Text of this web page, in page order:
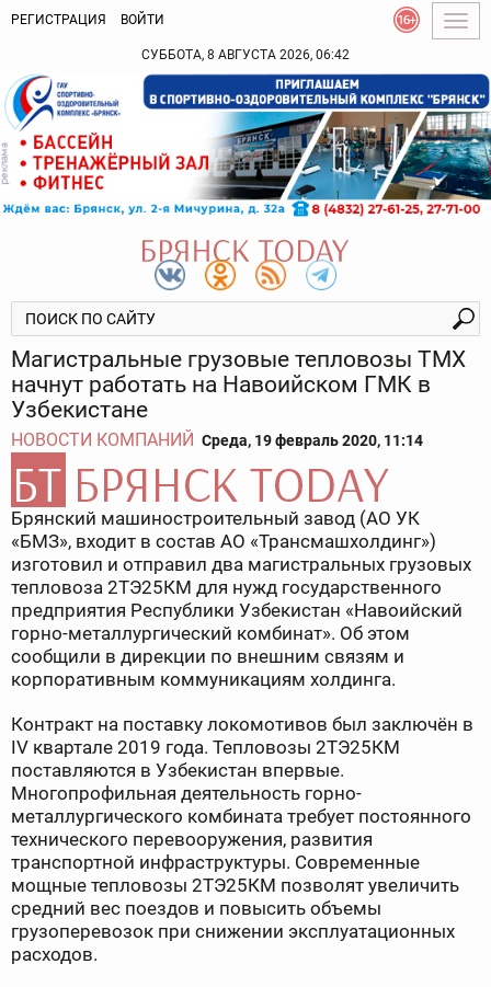
РЕГИСТРАЦИЯ ВОЙТИ
СУББОТА, 8 АВГУСТА 2026, 06:42
Магистральные грузовые тепловозы ТМХ
начнут работать на Навоийском ГМК в
Узбекистане
НОВОСТИ КОМПАНИЙ Среда, 19 февраль 2020, 11:14
Брянский машиностроительный завод (АО УК
«БМЗ», входит в состав АО «Трансмашхолдинг»)
изготовил и отправил два магистральных грузовых
тепловоза 2ТЭ25КМ для нужд государственного
предприятия Республики Узбекистан «Навоийский
горно-металлургический комбинат». Об этом
сообщили в дирекции по внешним связям и
корпоративным коммуникациям холдинга.
Контракт на поставку локомотивов был заключён в
IV квартале 2019 года. Тепловозы 2ТЭ25КМ
поставляются в Узбекистан впервые.
Многопрофильная деятельность горно-
металлургического комбината требует постоянного
технического перевооружения, развития
транспортной инфраструктуры. Современные
мощные тепловозы 2ТЭ25КМ позволят увеличить
средний вес поездов и повысить объемы
грузоперевозок при снижении эксплуатационных
расходов.